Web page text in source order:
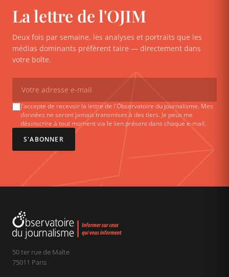
La lettre de l'OJIM
Deux fois par semaine, les analyses et portraits que les
médias dominants préfèrent taire — directement dans
votre boîte.
J'accepte de recevoir la lettre de l'Observatoire du journalisme. Mes
données ne seront jamais transmises à des tiers. Je peux me
désinscrire à tout moment via le lien présent dans chaque e-mail.
S'ABONNER
50 ter rue de Malte
75011 Paris